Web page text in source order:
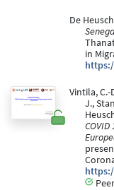
De
in
Vintila,
J.,